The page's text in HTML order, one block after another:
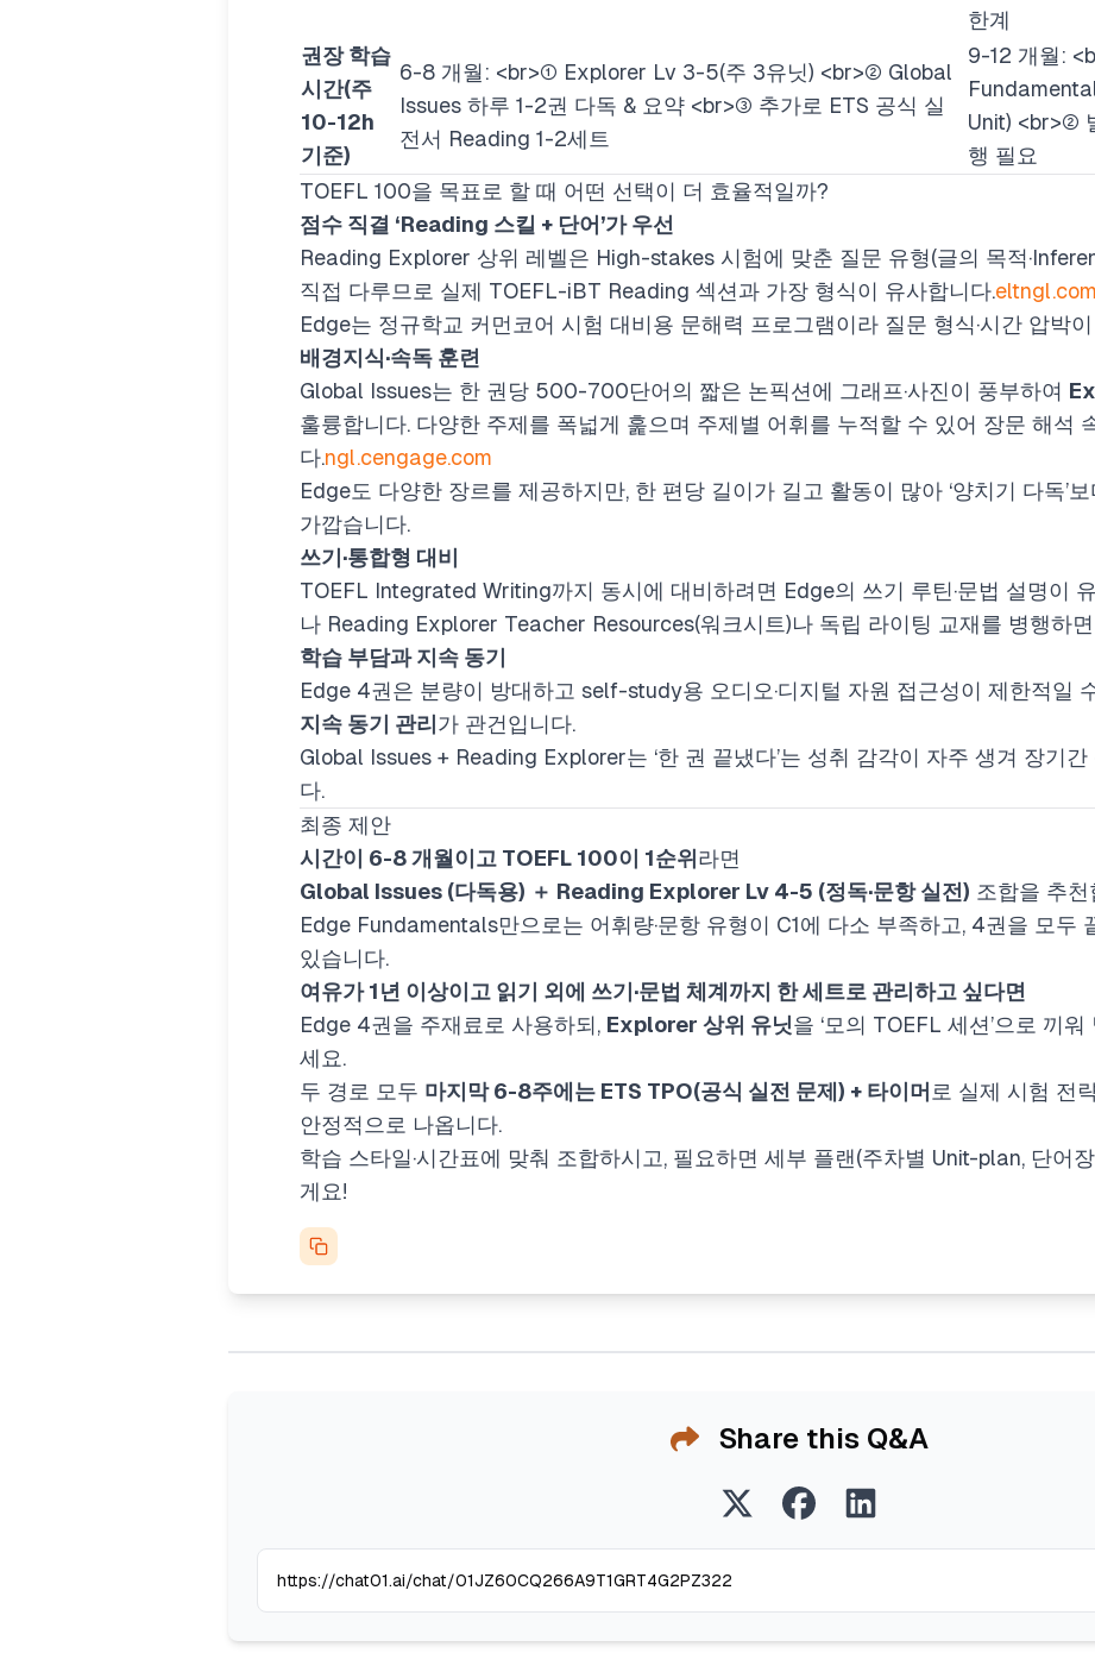
한계
권장 학습
시간(주
10-12h
기준)
6-8 개월: <br>① Explorer Lv 3-5(주 3유닛) <br>② Global
Issues 하루 1-2권 다독 & 요약 <br>③ 추가로 ETS 공식 실
전서 Reading 1-2세트
9-12 개월:
Unit) <br>②
행 필요
TOEFL 100을 목표로 할 때 어떤 선택이 더 효율적일까?
점수 직결 ‘Reading 스킬 + 단어’가 우선
Reading Explorer 상위 레벨은 High-stakes 시험에 맞춘 질문 유형(글의 목적
직접 다루므로 실제 TOEFL-iBT Reading 섹션과 가장 형식이 유사합니다.eltngl.com
Edge는 정규학교 커먼코어 시험 대비용 문해력 프로그램이라 질문 형식·시간 압박
배경지식·속독 훈련
Global Issues는 한 권당 500-700단어의 짧은 논픽션에 그래프·사진이 풍부하여
훌륭합니다. 다양한 주제를 폭넓게 훑으며 주제별 어휘를 누적할 수 있어 장문 해석
다.ngl.cengage.com
Edge도 다양한 장르를 제공하지만, 한 편당 길이가 길고 활동이 많아 ‘양치기 다독’
가깝습니다.
쓰기·통합형 대비
TOEFL Integrated Writing까지 동시에 대비하려면 Edge의 쓰기 루틴·문법 설명이
나 Reading Explorer Teacher Resources(워크시트)나 독립 라이팅 교재를 병행하
학습 부담과 지속 동기
Edge 4권은 분량이 방대하고 self-study용 오디오·디지털 자원 접근성이 제한적일
지속 동기 관리 가 관건입니다.
Global Issues + Reading Explorer는 ‘한 권 끝냈다’는 성취 감각이 자주 생겨 장기
다.
최종 제안
시간이 6-8 개월이고 TOEFL 100이 1순위 라면
Global Issues (다독용) ＋ Reading Explorer Lv 4-5 (정독·문항 실전) 조합을 추천
Edge Fundamentals만으로는 어휘량·문항 유형이 C1에 다소 부족하고, 4권을 모두
있습니다.
여유가 1년 이상이고 읽기 외에 쓰기·문법 체계까지 한 세트로 관리하고 싶다면
Edge 4권을 주재료로 사용하되, Explorer 상위 유닛을 ‘모의 TOEFL 세션’으로 끼
세요.
두 경로 모두 마지막 6-8주에는 ETS TPO(공식 실전 문제) + 타이머 로 실제 시험 전
안정적으로 나옵니다.
학습 스타일·시간표에 맞춰 조합하시고, 필요하면 세부 플랜(주차별 Unit-plan, 단어
게요!
Share this Q&A